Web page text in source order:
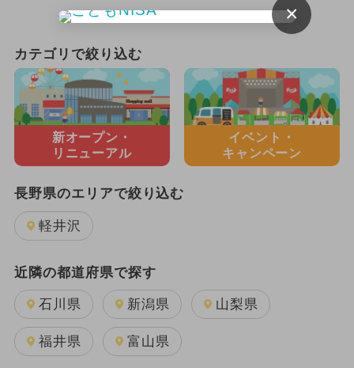
カテゴリで絞り込む
新オープン・
リニューアル
イベント・
キャンペーン
長野県のエリアで絞り込む
軽井沢
近隣の都道府県で探す
石川県 新潟県 山梨県
福井県 富山県
×